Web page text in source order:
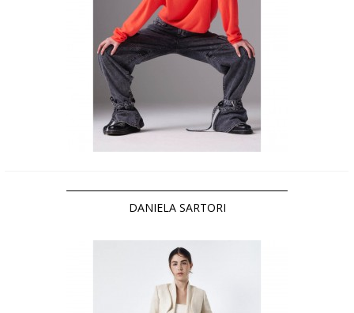
DANIELA SARTORI